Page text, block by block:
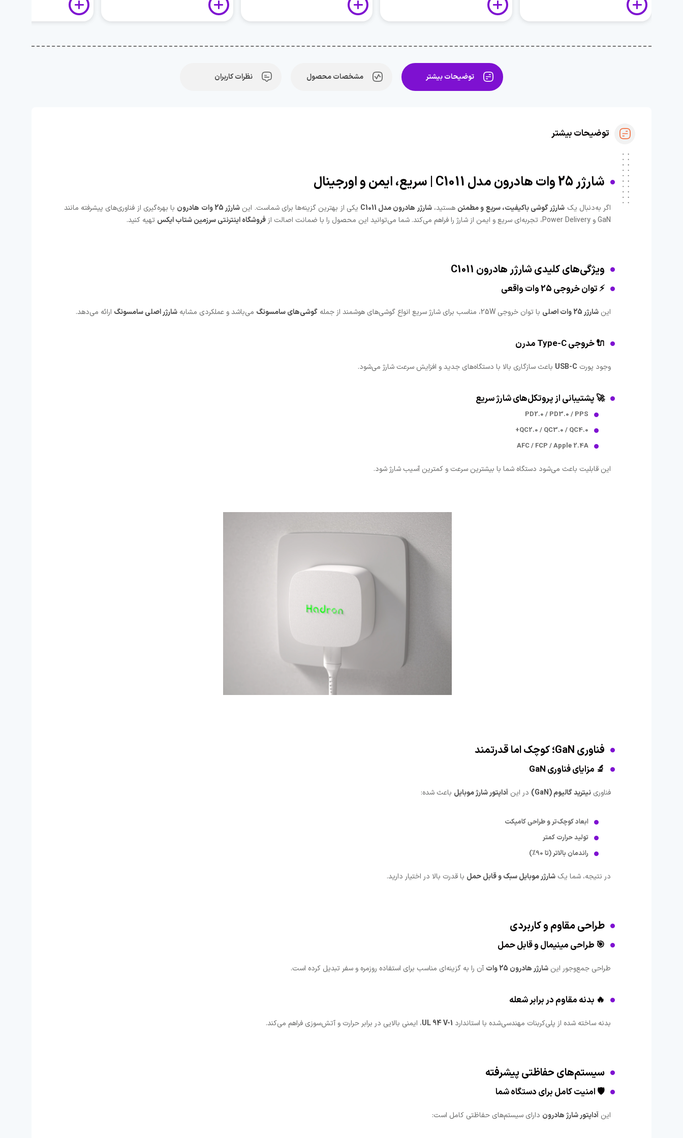
توضیحات بیشتر مشخصات محصول نظرات کاربران
توضیحات بیشتر
شارژر 25 وات هادرون مدل C1011 | سریع، ایمن و اورجینال
اگر به‌دنبال یک شارژر گوشی باکیفیت، سریع و مطمئن هستید،شارژر هادرون مدل C1011 یکی از بهترین گزینه‌ها برای شماست. این شارژر 25 وات هادرون
با بهره‌گیری از فناوری‌های پیشرفته مانند
GaN و Power Delivery، تجربه‌ای سریع و ایمن از شارژ را فراهم می‌کند. شما می‌توانید این محصول را با ضمانت اصالت از
فروشگاه اینترنتی سرزمین شتاب ایکس تهیه کنید.
ویژگی‌های کلیدی شارژر هادرون C1011
⚡ توان خروجی 25 وات واقعی
این شارژر 25 وات اصلی با توان خروجی 25W، مناسب برای شارژ سریع انواع گوشی‌های هوشمند از جمله گوشی‌های سامسونگ می‌باشد و عملکردی مشابه شارژر اصلی سامسونگ ارائه می‌دهد.
🔌 خروجی Type-C مدرن
وجود پورت USB-C باعث سازگاری بالا با دستگاه‌های جدید و افزایش سرعت شارژ می‌شود.
🚀 پشتیبانی از پروتکل‌های شارژ سریع
PD2.0 / PD3.0 / PPS
QC2.0 / QC3.0 / QC4.0+
AFC / FCP / Apple 2.4A
این قابلیت باعث می‌شود دستگاه شما با بیشترین سرعت و کمترین آسیب شارژ شود.
فناوری GaN؛ کوچک اما قدرتمند
🔬 مزایای فناوری GaN
فناوری نیترید گالیوم (GaN) در این آداپتور شارژ موبایل باعث شده:
ابعاد کوچک‌تر و طراحی کامپکت
تولید حرارت کمتر
راندمان بالاتر (تا 90٪)
در نتیجه، شما یک شارژر موبایل سبک و قابل حمل با قدرت بالا در اختیار دارید.
طراحی مقاوم و کاربردی
🎯 طراحی مینیمال و قابل حمل
طراحی جمع‌وجور این شارژر هادرون 25 وات آن را به گزینه‌ای مناسب برای استفاده روزمره و سفر تبدیل کرده است.
🔥 بدنه مقاوم در برابر شعله
بدنه ساخته شده از پلی‌کربنات مهندسی‌شده با استاندارد UL 94 V-1، ایمنی بالایی در برابر حرارت و آتش‌سوزی فراهم می‌کند.
سیستم‌های حفاظتی پیشرفته
🛡️ امنیت کامل برای دستگاه شما
این آداپتور شارژ هادرون دارای سیستم‌های حفاظتی کامل است: